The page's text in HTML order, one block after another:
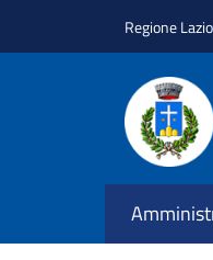
Regione Lazio